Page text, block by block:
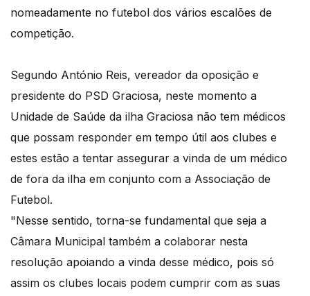
nomeadamente no futebol dos vários escalões de
competição.
Segundo António Reis, vereador da oposição e
presidente do PSD Graciosa, neste momento a
Unidade de Saúde da ilha Graciosa não tem médicos
que possam responder em tempo útil aos clubes e
estes estão a tentar assegurar a vinda de um médico
de fora da ilha em conjunto com a Associação de
Futebol.
"Nesse sentido, torna-se fundamental que seja a
Câmara Municipal também a colaborar nesta
resolução apoiando a vinda desse médico, pois só
assim os clubes locais podem cumprir com as suas